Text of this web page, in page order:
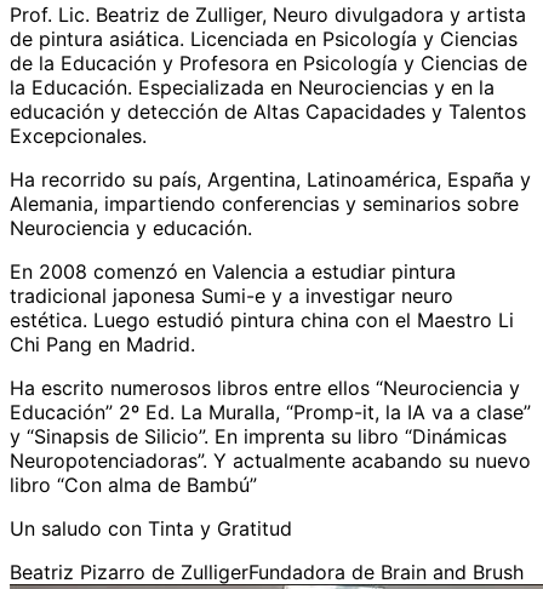
Prof. Lic. Beatriz de Zulliger, Neuro divulgadora y artista
de pintura asiática. Licenciada en Psicología y Ciencias
de la Educación y Profesora en Psicología y Ciencias de
la Educación. Especializada en Neurociencias y en la
educación y detección de Altas Capacidades y Talentos
Excepcionales.
Ha recorrido su país, Argentina, Latinoamérica, España y
Alemania, impartiendo conferencias y seminarios sobre
Neurociencia y educación.
En 2008 comenzó en Valencia a estudiar pintura
tradicional japonesa Sumi-e y a investigar neuro
estética. Luego estudió pintura china con el Maestro Li
Chi Pang en Madrid.
Ha escrito numerosos libros entre ellos “Neurociencia y
Educación” 2º Ed. La Muralla, “Promp-it, la IA va a clase”
y “Sinapsis de Silicio”. En imprenta su libro “Dinámicas
Neuropotenciadoras”. Y actualmente acabando su nuevo
libro “Con alma de Bambú”
Un saludo con Tinta y Gratitud
Beatriz Pizarro de ZulligerFundadora de Brain and Brush